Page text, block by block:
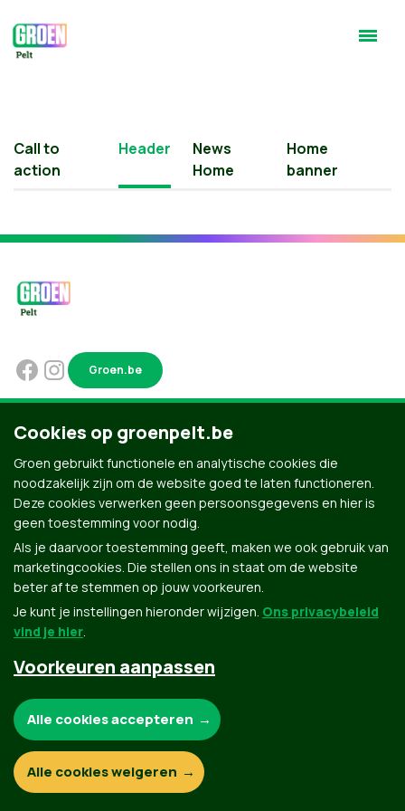
Call to
action
Header
News
Home
Home
banner
Groen.be
© Copyright Groen 2026 | Gemaakt metNationBuilder | Gebouwd doorTectonica
Contact Privacybeleid
Cookies op groenpelt.be
Groen gebruikt functionele en analytische cookies die
noodzakelijk zijn om de website goed te laten functioneren.
Deze cookies verwerken geen persoonsgegevens en hier is
geen toestemming voor nodig.
Als je daarvoor toestemming geeft, maken we ook gebruik van
marketingcookies. Die stellen ons in staat om de website
beter af te stemmen op jouw voorkeuren.
Je kunt je instellingen hieronder wijzigen. Ons privacybeleid
vind je hier.
Voorkeuren aanpassen
Functionele en analytische cookies:
Alle cookies accepteren
Alle cookies weigeren